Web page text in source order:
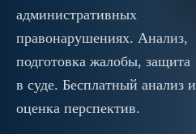
административных
правонарушениях. Анализ,
подготовка жалобы, защита
в суде. Бесплатный анализ и
оценка перспектив.